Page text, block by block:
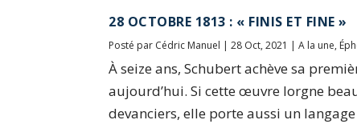
28 OCTOBRE 1813 : « FINIS ET FINE »
Posté par Cédric Manuel |28 Oct, 2021 |A la une,
À seize ans, Schubert achève sa
aujourd’hui. Si cette œuvre lorgne
devanciers, elle porte aussi un